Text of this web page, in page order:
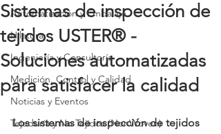
Automatización y Embalaje
Hilatura
Ingeniería y Consultoría
Medición, Control y Calidad
Noticias y Eventos
Tejeduría y No Tejidos (NonWoven)
Sistemas de inspección de
tejidos USTER® -
Soluciones automatizadas
para satisfacer la calidad
Los sistemas de inspección de tejidos